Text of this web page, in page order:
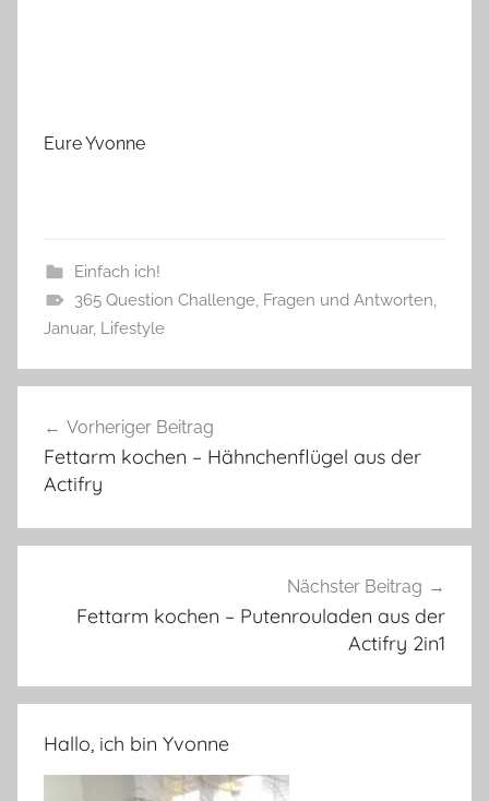
Eure Yvonne
Einfach ich!
365 Question Challenge, Fragen und Antworten,
Januar, Lifestyle
Vorheriger Beitrag
Fettarm kochen – Hähnchenflügel aus der
Actifry
Nächster Beitrag
Fettarm kochen – Putenrouladen aus der
Actifry 2in1
Hallo, ich bin Yvonne